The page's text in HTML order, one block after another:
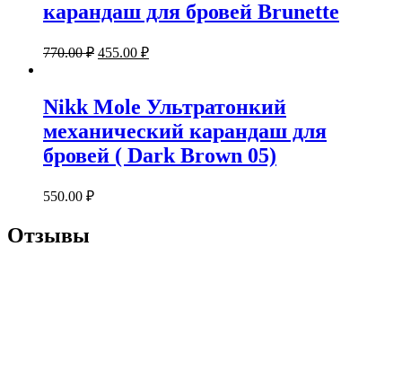
карандаш для бровей Brunette
770.00₽ 455.00 ₽
Nikk Mole Ультратонкий
механический карандаш для
бровей ( Dark Brown 05)
550.00 ₽
Отзывы